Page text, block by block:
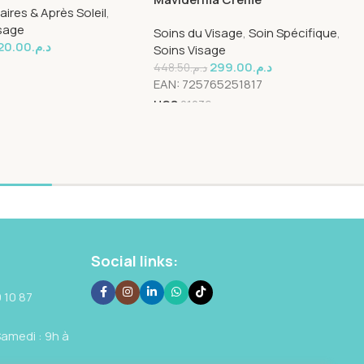
& Après Soleil,
د.م.
Soins du Visage,Soin Spécifique,
Soins Visage
د.م.448.50 د.م.299.00
EAN: 725765251817
UGS 21236
87
: 9h à
Social links: